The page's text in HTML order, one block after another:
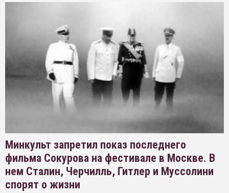
Минкульт запретил показ последнего
фильма Сокурова на фестивале в Москве. В
нем Сталин, Черчилль, Гитлер и Муссолини
спорят о жизни